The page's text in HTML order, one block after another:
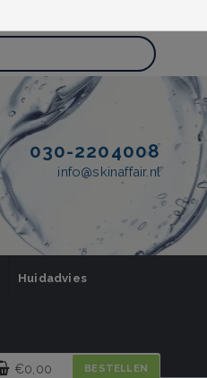
030-2204008
info@skinaffair.nl
Huidadvies
€0,00 BESTELLEN